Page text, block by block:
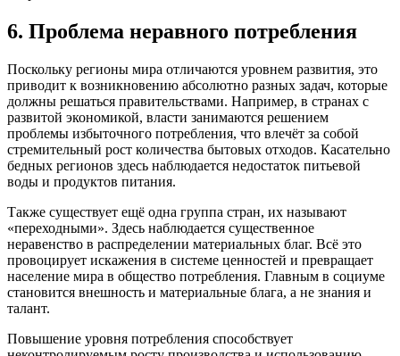
6. Проблема неравного потребления
Поскольку регионы мира отличаются уровнем развития, это
приводит к возникновению абсолютно разных задач, которые
должны решаться правительствами. Например, в странах с
развитой экономикой, власти занимаются решением
проблемы избыточного потребления, что влечёт за собой
стремительный рост количества бытовых отходов. Касательно
бедных регионов здесь наблюдается недостаток питьевой
воды и продуктов питания.
Также существует ещё одна группа стран, их называют
«переходными». Здесь наблюдается существенное
неравенство в распределении материальных благ. Всё это
провоцирует искажения в системе ценностей и превращает
население мира в общество потребления. Главным в социуме
становится внешность и материальные блага, а не знания и
талант.
Повышение уровня потребления способствует